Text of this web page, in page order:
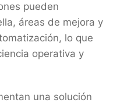
pueden
áreas de mejora y
lo que
operativa y
una solución